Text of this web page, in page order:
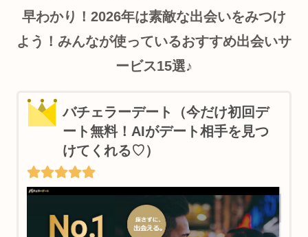
早わかり！2026年は素敵な出会いをみつけ
よう！みんなが使っているおすすめ出会いサ
ービス15選♪
バチェラーデート（今だけ初回デ
ート無料！AIがデート相手を見つ
けてくれる♡）